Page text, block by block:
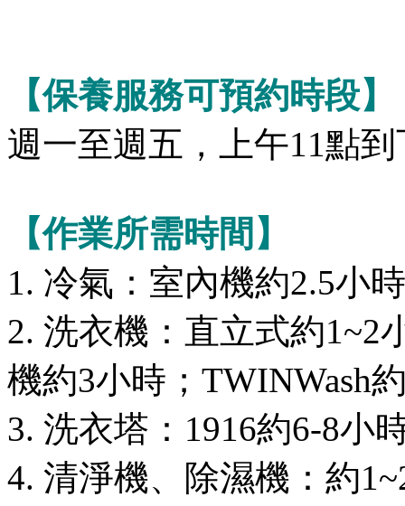
【保養服務可預約時段】
週一至週五，上午11點
【作業所需時間】
1. 冷氣：室內機約2.5小
2. 洗衣機：直立式約1~2
機約3小時；TWINWash
3. 洗衣塔： 1916約6-8小
4. 清淨機、除濕機：約